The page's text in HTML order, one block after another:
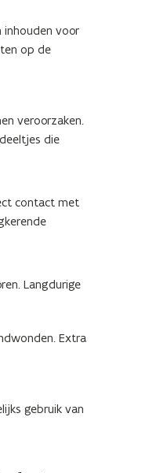
inhouden voor
op de
veroorzaken.
die
contact met
Langdurige
Extra
gebruik van